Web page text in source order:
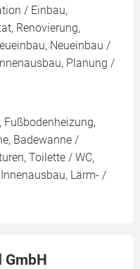
/ Einbau,
Renovierung,
Neueinbau /
Planung /
Fußbodenheizung,
Badewanne /
Toilette / WC,
Lärm- /
GmbH